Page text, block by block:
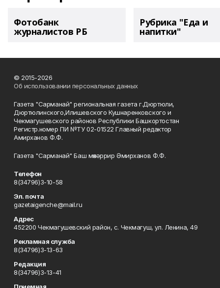
Фотобанк
журналистов РБ
Рубрика "Еда и
напитки"
© 2015-2026
Об использовании персональных данных
Газета "Сарманай" региональная газета г.Дюртюли,
Дюртюлинского,Илишевского Кушнаренковского и
Чекмагушевского районов Республики Башкортостан
Регистр.номер ПИ №ТУ 02-01522 Главный редактор
Амирханов Ф.Ф.
Газета "Сарманай" Баш мөхәррир Әмирханов Ф.Ф.
Телефон
8(34796)3-10-58
Эл. почта
gazetaigenche@mail.ru
Адрес
452200 Чекмагушевский район, с. Чекмагуш, ул. Ленина, 49
Рекламная служба
8(34796)3-13-63
Редакция
8(34796)3-13-41